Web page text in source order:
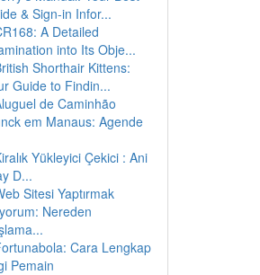
& Sign-in Infor...
A Detailed
into Its Obje...
Shorthair Kittens:
Guide to Findin...
de Caminhão
em Manaus: Agende
Yükleyici Çekici : Ani
D...
Sitesi Yaptırmak
Nereden
Cara Lengkap
Pemain